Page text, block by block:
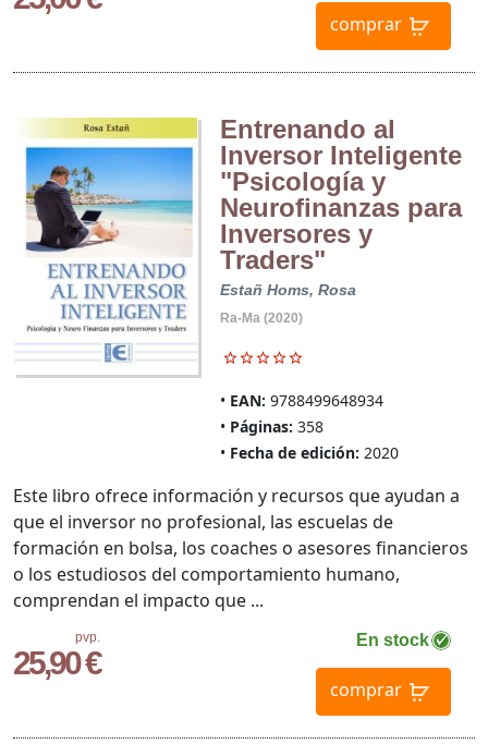
comprar
Entrenando al
Inversor Inteligente
"Psicología y
Neurofinanzas para
Inversores y
Traders"
Estañ Homs, Rosa
Ra-Ma (2020)
EAN: 9788499648934
Páginas: 358
Fecha de edición: 2020
pvp.
25,90 €
En stock
comprar
Este libro ofrece información y recursos que ayudan a
que el inversor no profesional, las escuelas de
formación en bolsa, los coaches o asesores financieros
o los estudiosos del comportamiento humano,
comprendan el impacto que ...